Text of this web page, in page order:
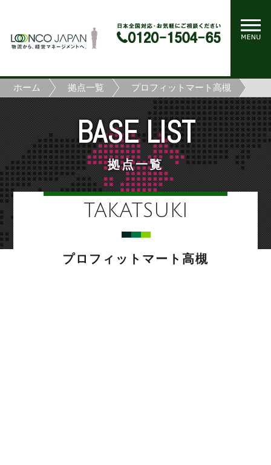
ホーム 拠点一覧 プロフィットマート高槻
BASE LIST
拠点一覧
TAKATSUKI
プロフィットマート高槻